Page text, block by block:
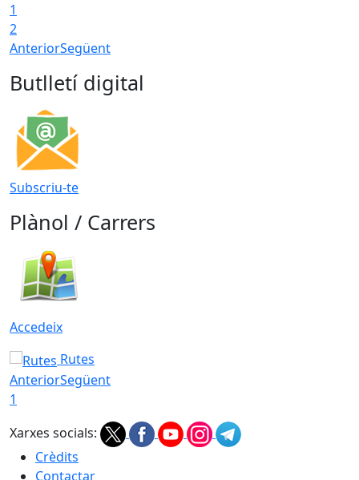
1
2
AnteriorSegüent
Butlletí digital
Subscriu-te
Plànol / Carrers
Accedeix
Rutes
AnteriorSegüent
1
Xarxes socials:
Crèdits
Contactar